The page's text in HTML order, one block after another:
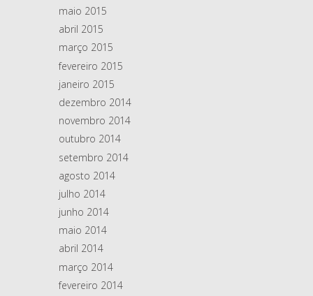
maio 2015
abril 2015
março 2015
fevereiro 2015
janeiro 2015
dezembro 2014
novembro 2014
outubro 2014
setembro 2014
agosto 2014
julho 2014
junho 2014
maio 2014
abril 2014
março 2014
fevereiro 2014